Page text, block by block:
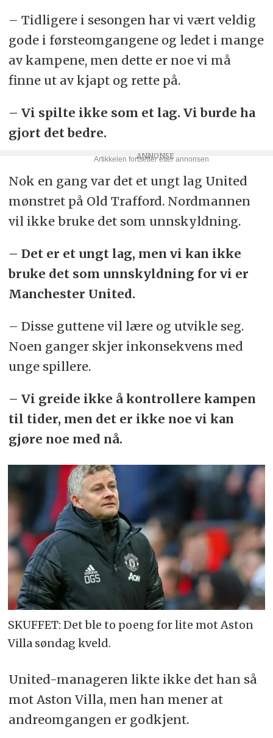
– Tidligere i sesongen har vi vært veldig
gode i førsteomgangene og ledet i mange
av kampene, men dette er noe vi må
finne ut av kjapt og rette på.
– Vi spilte ikke som et lag. Vi burde ha
gjort det bedre.
Nok en gang var det et ungt lag United
mønstret på Old Trafford. Nordmannen
vil ikke bruke det som unnskyldning.
– Det er et ungt lag, men vi kan ikke
bruke det som unnskyldning for vi er
Manchester United.
– Disse guttene vil lære og utvikle seg.
Noen ganger skjer inkonsekvens med
unge spillere.
– Vi greide ikke å kontrollere kampen
til tider, men det er ikke noe vi kan
gjøre noe med nå.
SKUFFET: Det ble to poeng for lite mot Aston
Villa søndag kveld.
United-manageren likte ikke det han så
mot Aston Villa, men han mener at
andreomgangen er godkjent.